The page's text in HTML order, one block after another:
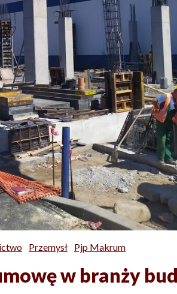
Przemysł Pjp Makrum
w branży